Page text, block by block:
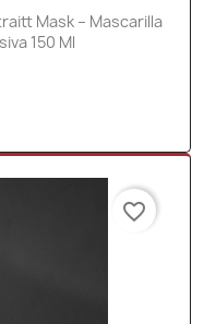
Mask – Mascarilla
150 Ml
favorite_border